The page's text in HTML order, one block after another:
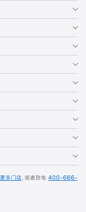
更多门店，或者致电 400-666-